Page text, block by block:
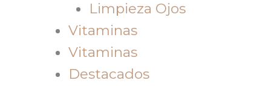
Limpieza Ojos
Vitaminas
Vitaminas
Destacados